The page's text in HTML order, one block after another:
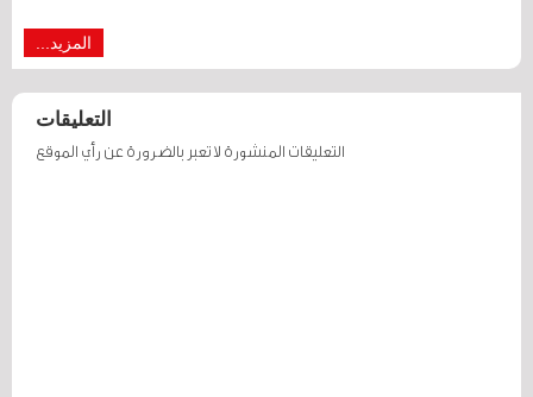
المزيد...
التعليقات
التعليقات المنشورة لا تعبر بالضرورة عن رأي الموقع